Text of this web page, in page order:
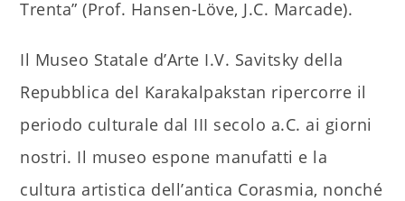
Trenta” (Prof. Hansen-Löve, J.C. Marcade).
Il Museo Statale d’Arte I.V. Savitsky della
Repubblica del Karakalpakstan ripercorre il
periodo culturale dal III secolo a.C. ai giorni
nostri. Il museo espone manufatti e la
cultura artistica dell’antica Corasmia, nonché